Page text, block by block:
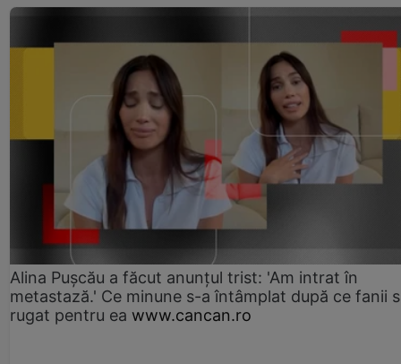
Alina Pușcău a făcut anunțul trist: 'Am intrat în
metastază.' Ce minune s-a întâmplat după ce fanii
rugat pentru ea www.cancan.ro